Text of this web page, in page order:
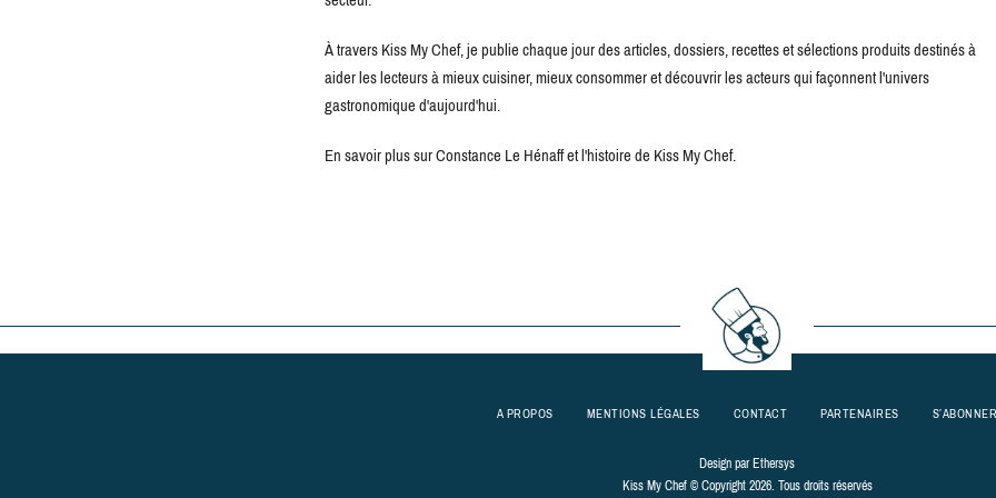
À travers Kiss My Chef, je publie chaque jour des articles, dossiers, recettes et sélections produits destinés à
aider les lecteurs à mieux cuisiner, mieux consommer et découvrir les acteurs qui façonnent l'univers
gastronomique d'aujourd'hui.
En savoir plus sur Constance Le Hénaff et l'histoire de Kiss My Chef.
A PROPOS MENTIONS LÉGALES CONTACT PARTENAIRES S’ABONNER
Design parEthersys
Kiss My Chef © Copyright 2026. Tous droits réservés